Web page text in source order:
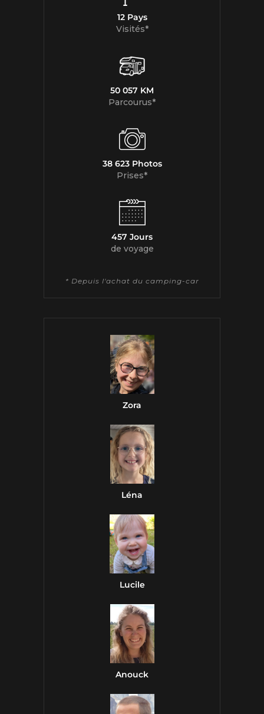
12 Pays
Visités*
50 057 KM
Parcourus*
38 623 Photos
Prises*
457 Jours
de voyage
* Depuis l'achat du camping-car
Zora
Léna
Lucile
Anouck